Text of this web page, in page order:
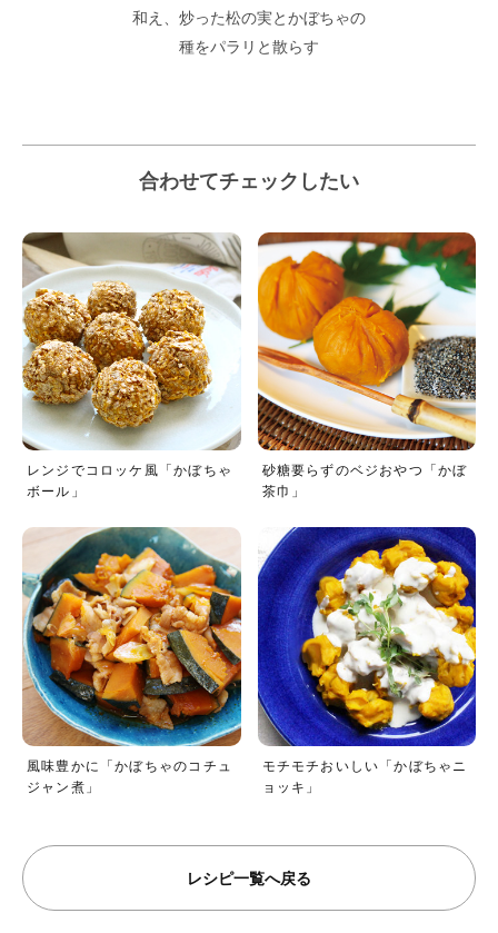
和え、炒った松の実とかぼちゃの
種をパラリと散らす
合わせてチェックしたい
レンジでコロッケ風「かぼちゃ
ボール」
砂糖要らずのベジおやつ「かぼ
茶巾」
風味豊かに「かぼちゃのコチュ
ジャン煮」
モチモチおいしい「かぼちゃニ
ョッキ」
レシピ一覧へ戻る